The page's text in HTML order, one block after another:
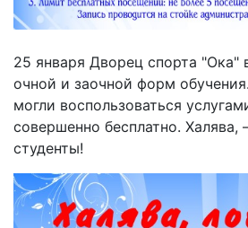
25 января Дворец спорта "Ока"
очной и заочной форм
могли воспользоваться
совершенно бесплатно. Халява,
студенты!